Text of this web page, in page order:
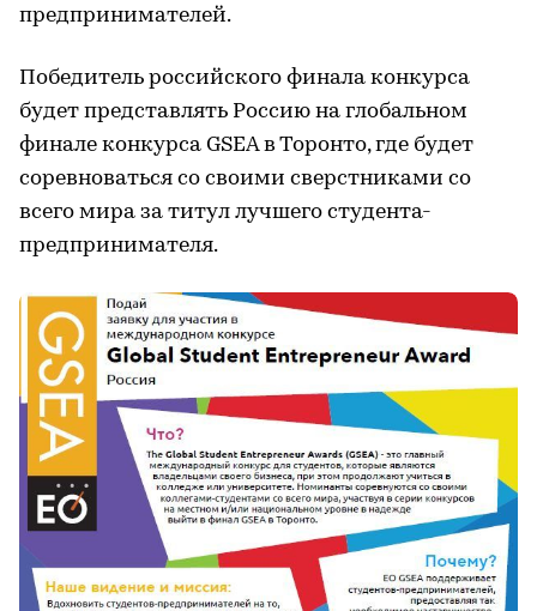
предпринимателей.
Победитель российского финала конкурса
будет представлять Россию на глобальном
финале конкурса GSEA в Торонто, где будет
соревноваться со своими сверстниками со
всего мира за титул лучшего студента-
предпринимателя.